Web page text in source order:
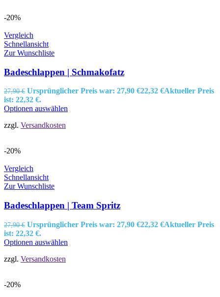
-20%
Vergleich
Schnellansicht
Zur Wunschliste
Badeschlappen | Schmakofatz
27,90€ Ursprünglicher Preis war: 27,90 €22,32 €Aktueller Preis
ist: 22,32 €.
Optionen auswählen
zzgl. Versandkosten
-20%
Vergleich
Schnellansicht
Zur Wunschliste
Badeschlappen | Team Spritz
27,90€ Ursprünglicher Preis war: 27,90 €22,32 €Aktueller Preis
ist: 22,32 €.
Optionen auswählen
zzgl. Versandkosten
-20%